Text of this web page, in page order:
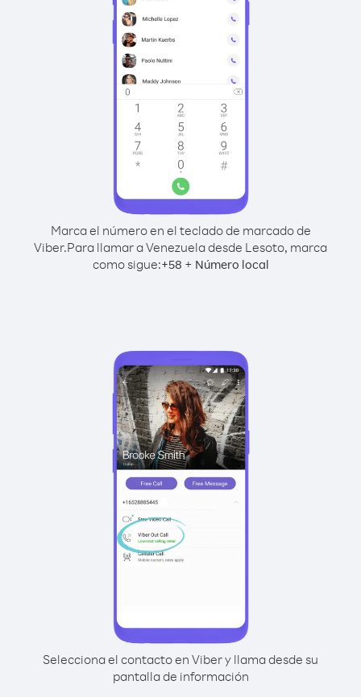
Marca el número en el teclado de marcado de
Viber.Para llamar a Venezuela desde Lesoto, marca
como sigue:+58 + Número local
Selecciona el contacto en Viber y llama desde su
pantalla de información